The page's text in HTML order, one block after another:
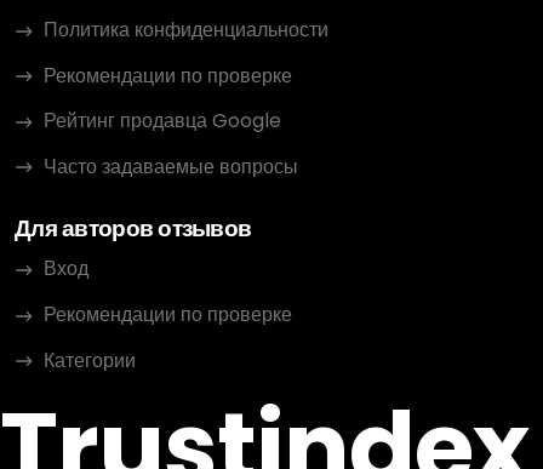
Политика конфиденциальности
Рекомендации по проверке
Рейтинг продавца Google
Часто задаваемые вопросы
Для авторов отзывов
Вход
Рекомендации по проверке
Категории